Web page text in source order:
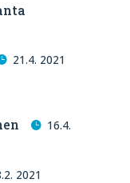
21.4. 2021
16.4.
2021